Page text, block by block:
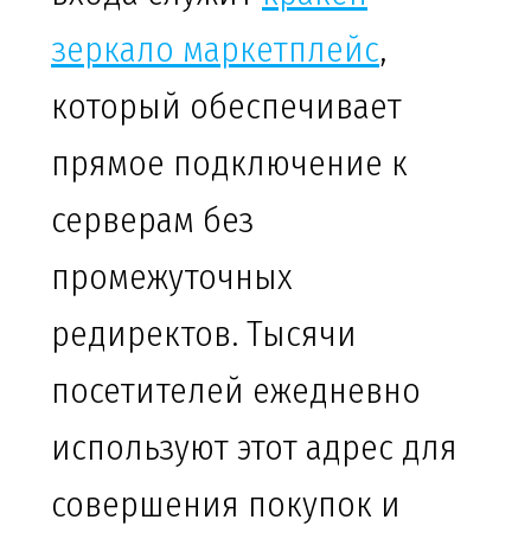
зеркало маркетплейс,
который обеспечивает
прямое подключение к
серверам без
промежуточных
редиректов. Тысячи
посетителей ежедневно
используют этот адрес для
совершения покупок и